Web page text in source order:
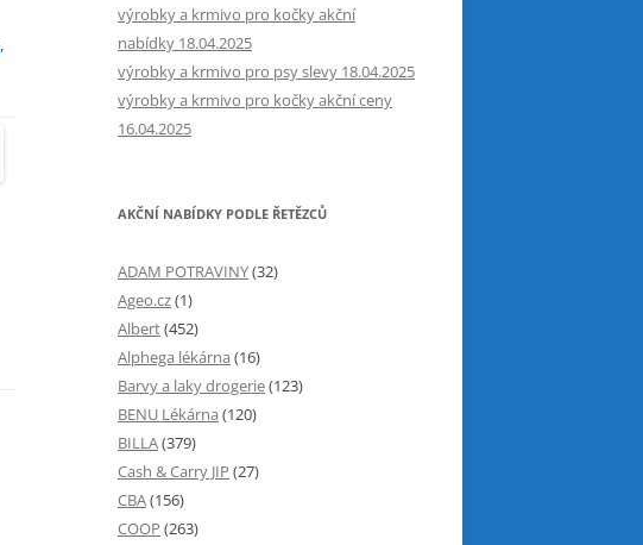
,
výrobky a krmivo pro kočky akční
nabídky 18.04.2025
výrobky a krmivo pro psy slevy 18.04.2025
výrobky a krmivo pro kočky akční ceny
16.04.2025
AKČNÍ NABÍDKY PODLE ŘETĚZCŮ
ADAM POTRAVINY(32)
Ageo.cz(1)
Albert(452)
Alphega lékárna (16)
Barvy a laky drogerie(123)
BENU Lékárna (120)
BILLA(379)
Cash & Carry JIP (27)
CBA(156)
COOP (263)